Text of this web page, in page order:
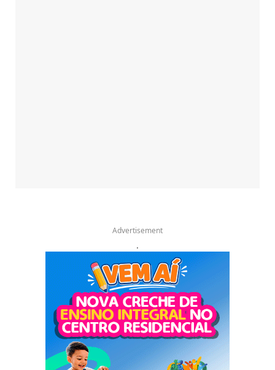
Advertisement
.